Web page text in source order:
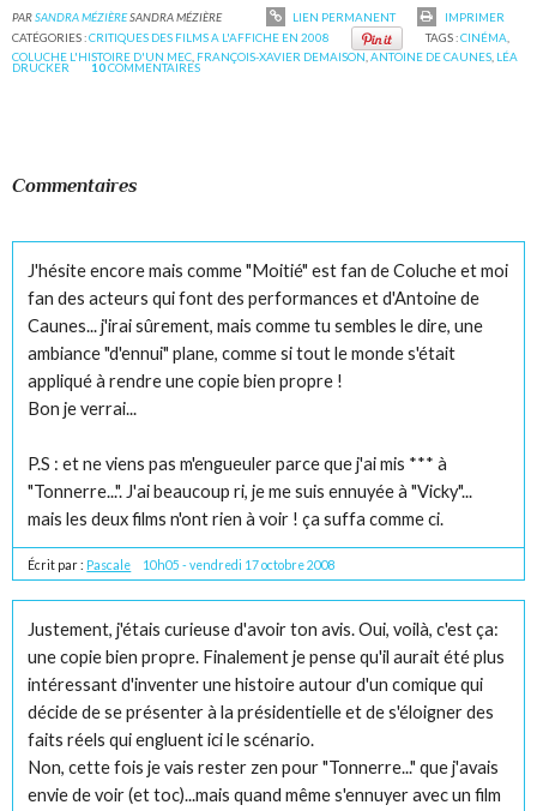
PARSANDRA MÉZIÈRESANDRA MÉZIÈRE LIEN PERMANENT
IMPRIMER
CATÉGORIES :CRITIQUES DES FILMS A L'AFFICHE EN 2008 TAGS :CINÉMA
COLUCHE L'HISTOIRE D'UN MEC FRANÇOIS-XAVIER DEMAISON ,ANTOINE DE CAUNES LÉA
DRUCKER 10COMMENTAIRES
Commentaires
J'hésite encore mais comme "Moitié" est fan de Coluche et moi
fan des acteurs qui font des performances et d'Antoine de
Caunes... j'irai sûrement, mais comme tu sembles le dire, une
ambiance "d'ennui" plane, comme si tout le monde s'était
appliqué à rendre une copie bien propre !
Bon je verrai...
P.S : et ne viens pas m'engueuler parce que j'ai mis *** à
"Tonnerre...". J'ai beaucoup ri, je me suis ennuyée à "Vicky"...
mais les deux films n'ont rien à voir ! ça suffa comme ci.
Écrit par : Pascale 10h05 -vendredi 17 octobre 2008
Justement, j'étais curieuse d'avoir ton avis. Oui, voilà, c'est ça:
une copie bien propre. Finalement je pense qu'il aurait été plus
intéressant d'inventer une histoire autour d'un comique qui
décide de se présenter à la présidentielle et de s'éloigner des
faits réels qui engluent ici le scénario.
Non, cette fois je vais rester zen pour "Tonnerre..." que j'avais
envie de voir (et toc)...mais quand même s'ennuyer avec un film